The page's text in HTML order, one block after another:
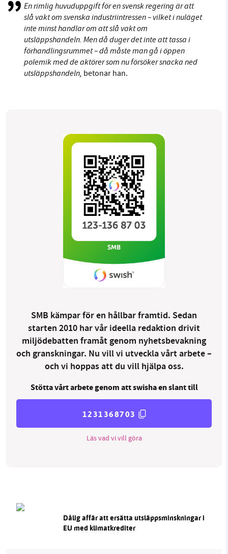
En rimlig huvuduppgift för en svensk regering är att
slå vakt om svenska industriintressen – vilket i nuläget
inte minst handlar om att slå vakt om
utsläppshandeln. Men då duger det inte att tassa i
förhandlingsrummet – då måste man gå i öppen
polemik med de aktörer som nu försöker snacka ned
utsläppshandeln, betonar han.
SMB kämpar för en hållbar framtid. Sedan
starten 2010 har vår ideella redaktion drivit
miljödebatten framåt genom nyhetsbevakning
och granskningar. Nu vill vi utveckla vårt arbete –
och vi hoppas att du vill hjälpa oss.
Stötta vårt arbete genom att swisha en slant till
1231368703
Läs vad vi vill göra
Dålig affär att ersätta utsläppsminskningar i
EU med klimatkrediter